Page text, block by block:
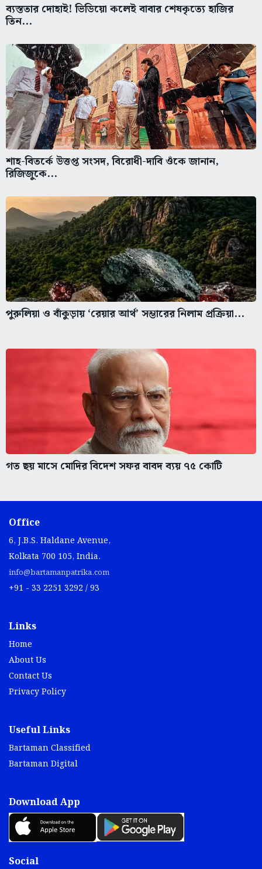
ব্যস্ততার দোহাই! ভিডিয়ো কলেই বাবার শেষকৃত্যে হাজির
তিন...
শাহ-বিতর্কে উত্তপ্ত সংসদ, বিরোধী-দাবি ওঁকে জানান,
রিজিজুকে...
পুরুলিয়া ও বাঁকুড়ায় ‘রেয়ার আর্থ’ সম্ভারের নিলাম প্রক্রিয়া...
গত ছয় মাসে মোদির বিদেশ সফর বাবদ ব্যয় ৭৫ কোটি
Office
6, J.B.S. Haldane Avenue,
Kolkata 700 105, India.
info@bartamanpatrika.com
+91 - 33 2251 3292 / 93
Links
Home
About Us
Contact Us
Privacy Policy
Useful Links
Bartaman Classified
Bartaman Digital
Download App
Social